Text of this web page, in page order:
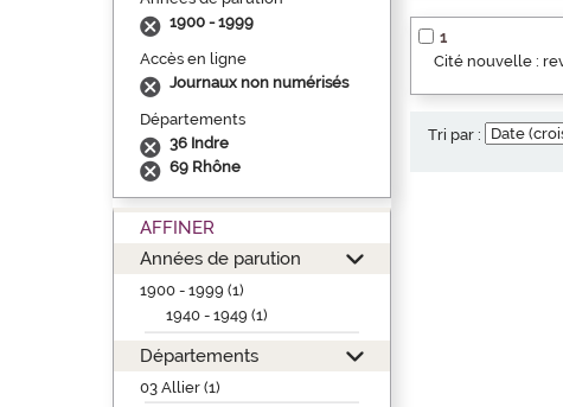
1900 - 1999
Accès en ligne
Journaux non numérisés
Départements
36 Indre
69 Rhône
AFFINER
Années de parution
1900 - 1999 (1)
1940 - 1949 (1)
Départements
03 Allier (1)
1
Cité nouvelle :
Tri par :